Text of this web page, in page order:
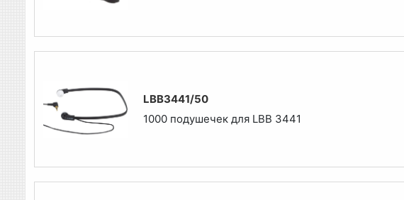
LBB3441/50
1000 подушечек для LBB 3441